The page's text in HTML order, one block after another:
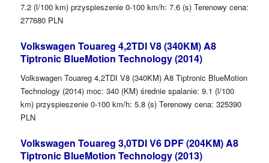
7.2 (l/100 km) przyspieszenie 0-100 km/h: 7.6 (s) Terenowy cena:
277680 PLN
Volkswagen Touareg 4,2TDI V8 (340KM) A8
Tiptronic BlueMotion Technology (2014)
Volkswagen Touareg 4,2TDI V8 (340KM) A8 Tiptronic BlueMotion
Technology (2014) moc: 340 (KM) średnie spalanie: 9.1 (l/100
km) przyspieszenie 0-100 km/h: 5.8 (s) Terenowy cena: 325390
PLN
Volkswagen Touareg 3,0TDI V6 DPF (204KM) A8
Tiptronic BlueMotion Technology (2013)